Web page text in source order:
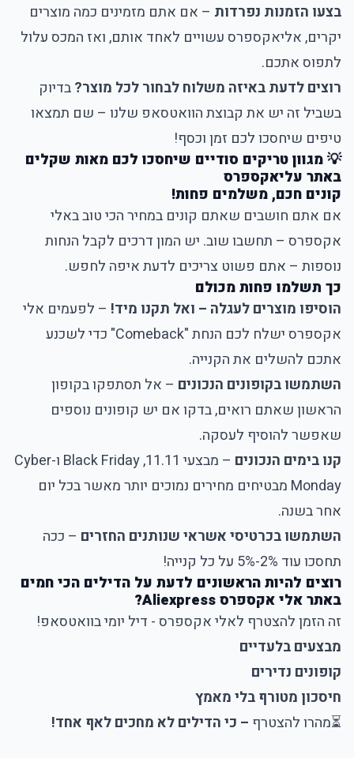
בצעו הזמנות נפרדות – אם אתם מזמינים כמה מוצרים
יקרים, אליאקספרס עשויים לאחד אותם, ואז המכס עלול
לתפוס אתכם.
רוצים לדעת באיזה משלוח לבחור לכל מוצר?בדיוק
בשביל זה יש את קבוצת הוואטסאפ שלנו – שם תמצאו
טיפים שיחסכו לכם זמן וכסף!
💡 מגוון טריקים סודיים שיחסכו לכם מאות שקלים
באתר עליאקספרס
קונים חכם, משלמים פחות!
אם אתם חושבים שאתם קונים במחיר הכי טוב באלי
אקספרס – תחשבו שוב. יש המון דרכים לקבל הנחות
נוספות – אתם פשוט צריכים לדעת איפה לחפש.
כך תשלמו פחות מכולם
הוסיפו מוצרים לעגלה – ואל תקנו מיד! – לפעמים אלי
אקספרס ישלח לכם הנחת "Comeback" כדי לשכנע
אתכם להשלים את הקנייה.
השתמשו בקופונים הנכונים – אל תסתפקו בקופון
הראשון שאתם רואים, בדקו אם יש קופונים נוספים
שאפשר להוסיף לעסקה.
קנו בימים הנכונים
– מבצעי 11.11, Black Friday ו-Cyber
Monday מבטיחים מחירים נמוכים יותר מאשר בכל יום
אחר בשנה.
השתמשו בכרטיסי אשראי שנותנים החזרים – ככה
תחסכו עוד 2%-5% על כל קנייה!
רוצים להיות הראשונים לדעת על הדילים הכי חמים
באתר אלי אקספרס Aliexpress?
זה הזמן להצטרף לאלי אקספרס - דיל יומי בוואטסאפ!
מבצעים בלעדיים
קופונים נדירים
חיסכון מטורף בלי מאמץ
⏳מהרו להצטרף – כי הדילים לא מחכים לאף אחד!